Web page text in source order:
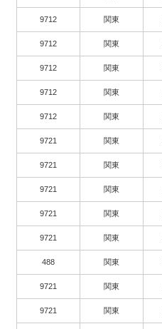
9712 関東
9712 関東
9712 関東
9712 関東
9712 関東
9721 関東
9721 関東
9721 関東
9721 関東
9721 関東
488 関東
9721 関東
9721 関東